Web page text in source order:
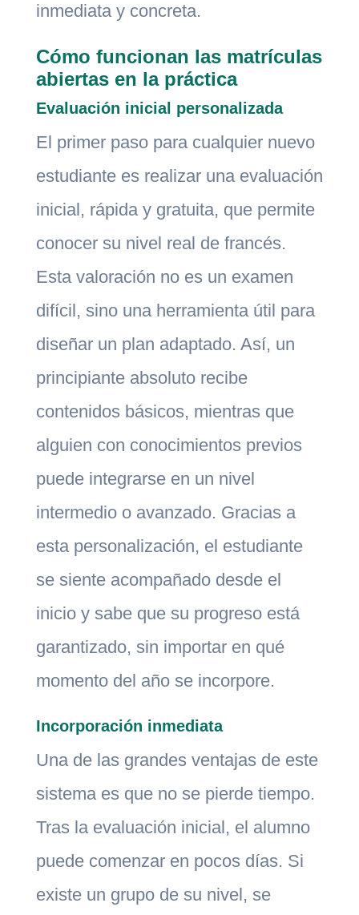
inmediata y concreta.
Cómo funcionan las matrículas
abiertas en la práctica
Evaluación inicial personalizada
El primer paso para cualquier nuevo
estudiante es realizar una evaluación
inicial, rápida y gratuita, que permite
conocer su nivel real de francés.
Esta valoración no es un examen
difícil, sino una herramienta útil para
diseñar un plan adaptado. Así, un
principiante absoluto recibe
contenidos básicos, mientras que
alguien con conocimientos previos
puede integrarse en un nivel
intermedio o avanzado. Gracias a
esta personalización, el estudiante
se siente acompañado desde el
inicio y sabe que su progreso está
garantizado, sin importar en qué
momento del año se incorpore.
Incorporación inmediata
Una de las grandes ventajas de este
sistema es que no se pierde tiempo.
Tras la evaluación inicial, el alumno
puede comenzar en pocos días. Si
existe un grupo de su nivel, se